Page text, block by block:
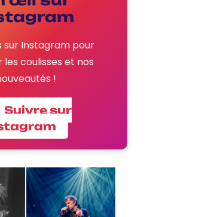
sur Instagram pour
coulisses et nos
!
Suivre sur